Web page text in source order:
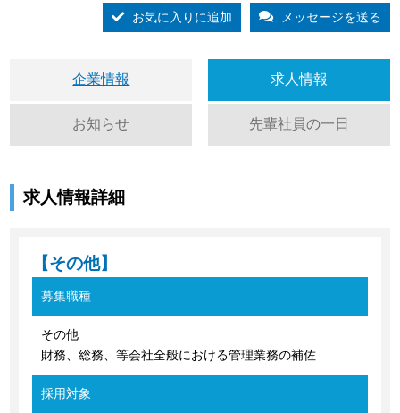
お気に入りに追加 メッセージを送る
企業情報 求人情報
お知らせ 先輩社員の一日
求人情報詳細
【その他】
募集職種
その他
財務、総務、等会社全般における管理業務の補佐
採用対象